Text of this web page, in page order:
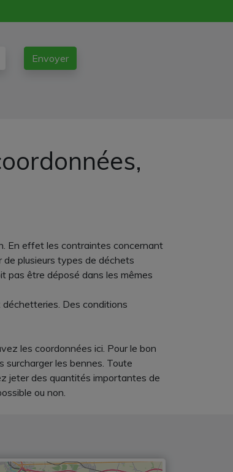
Envoyer
En effet les contraintes concernant
plusieurs types de déchets
pas être déposé dans les mêmes
Des conditions
les coordonnées ici. Pour le bon
surcharger les bennes. Toute
jeter des quantités importantes de
ou non.